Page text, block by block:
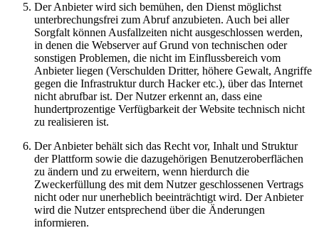
Der Anbieter wird sich bemühen, den Dienst möglichst
unterbrechungsfrei zum Abruf anzubieten. Auch bei aller
Sorgfalt können Ausfallzeiten nicht ausgeschlossen werden,
in denen die Webserver auf Grund von technischen oder
sonstigen Problemen, die nicht im Einflussbereich vom
Anbieter liegen (Verschulden Dritter, höhere Gewalt, Angriffe
gegen die Infrastruktur durch Hacker etc.), über das Internet
nicht abrufbar ist. Der Nutzer erkennt an, dass eine
hundertprozentige Verfügbarkeit der Website technisch nicht
zu realisieren ist.
Der Anbieter behält sich das Recht vor, Inhalt und Struktur
der Plattform sowie die dazugehörigen Benutzeroberflächen
zu ändern und zu erweitern, wenn hierdurch die
Zweckerfüllung des mit dem Nutzer geschlossenen Vertrags
nicht oder nur unerheblich beeinträchtigt wird. Der Anbieter
wird die Nutzer entsprechend über die Änderungen
informieren.